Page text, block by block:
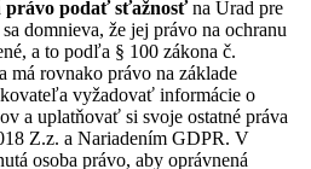
právo podať sťažnosťna Úrad pre
domnieva, že jej právo na ochranu
a to podľa § 100 zákona č.
má rovnako právo na základe
vyžadovať informácie o
a uplatňovať si svoje ostatné práva
Z.z. a Nariadením GDPR. V
osoba právo, aby oprávnená